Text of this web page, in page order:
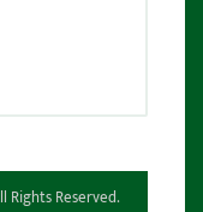
Rights Reserved.